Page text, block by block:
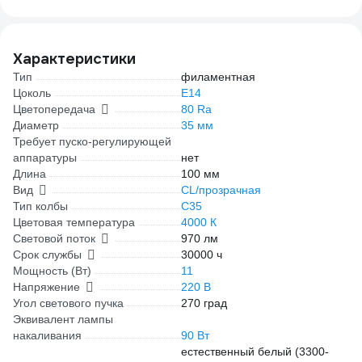
Характеристики
Тип
филаментная
Цоколь
E14
Цветопередача
80 Ra
Диаметр
35 мм
Требует пуско-регулирующей
аппаратуры
нет
Длина
100 мм
Вид
CL/прозрачная
Тип колбы
C35
Цветовая температура
4000 К
Световой поток
970 лм
Срок службы
30000 ч
Мощность (Вт)
11
Напряжение
220 В
Угол светового пучка
270 град
Эквивалент лампы
накаливания
90 Вт
естественный белый (3300-